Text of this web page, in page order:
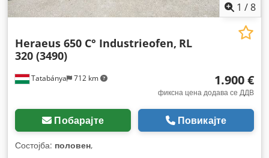
1 /8
Tatabánya 712 km
Heraeus 650 C° Industrieofen, RL
320 (3490)
1.900 €
фиксна цена додава се ДДВ
Побарајте Повикајте
Состојба: половен,